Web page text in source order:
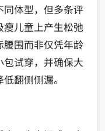
体型，但多条评
儿童上产生松弛
腰围而非仅凭年龄
试穿，并确保大
翻侧侧漏。